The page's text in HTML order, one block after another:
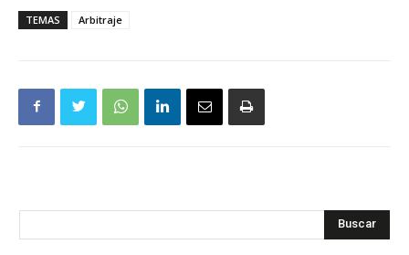
TEMAS Arbitraje
Buscar